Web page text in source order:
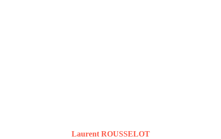
Laurent ROUSSELOT